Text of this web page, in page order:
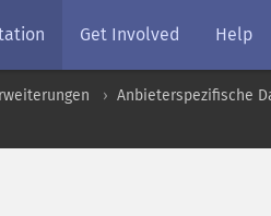
Get Involved Help
Anbieterspezifische